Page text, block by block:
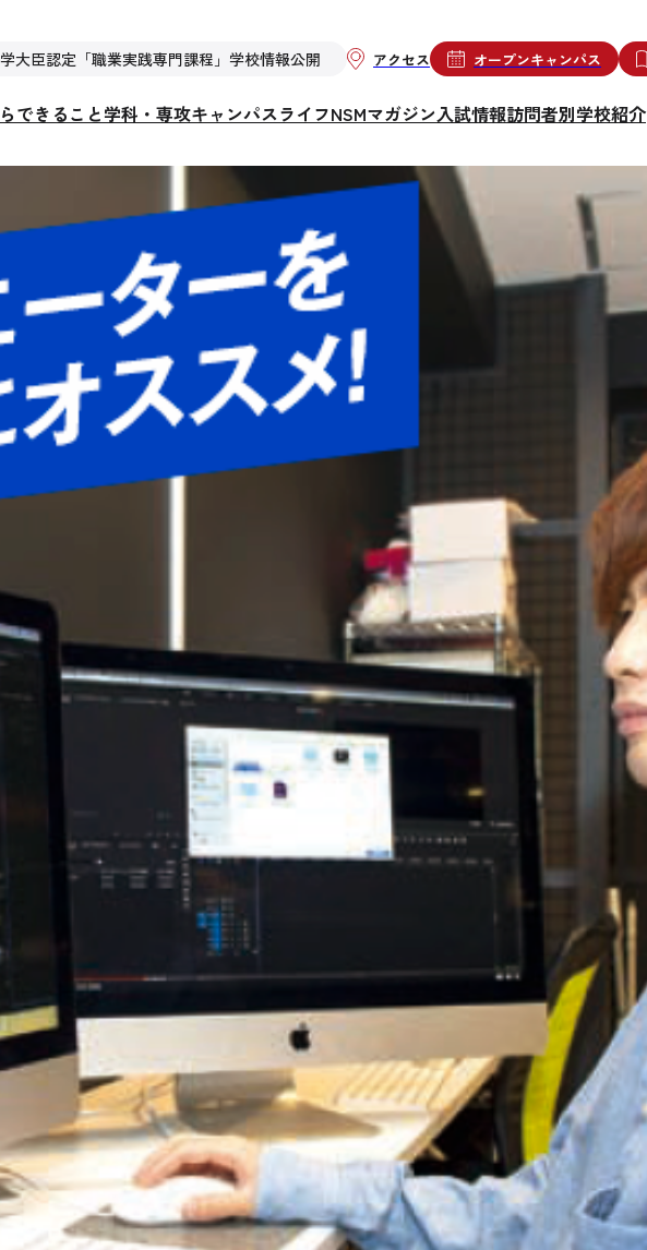
大臣認定「職業実践専門課程」学校情報公開 アクセス オープンキャンパス
できること学科・専攻キャンパスライフNSMマガジン入試情報訪問者別学校紹介